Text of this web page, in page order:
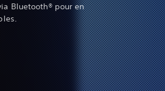
Bluetooth® pour en